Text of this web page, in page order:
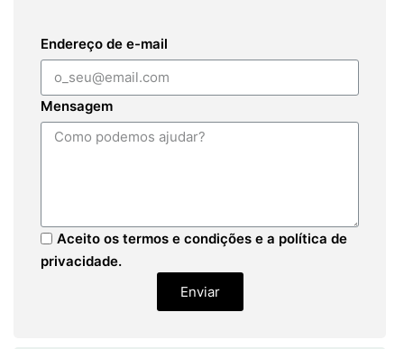
Endereço de e-mail
Mensagem
Aceito os termos e condições e a política de
privacidade.
Enviar